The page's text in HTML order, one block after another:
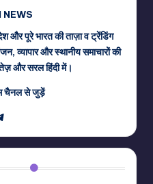
NEWS
और पूरे भारत की ताज़ा व ट्रेंडिंग
व्यापार और स्थानीय समाचारों की
और सरल हिंदी में।
चैनल से जुड़ें